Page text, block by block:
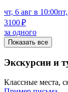
чт, 6 авг в 10:00
3100 ₽
за одного
Показать все
Экскурсии и
Классные места,